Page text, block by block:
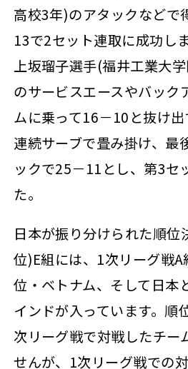
高校3年)のアタックなどで
13で2セット連取に成功し
上坂瑠子選手(福井工業大
のサービスエースやバック
ムに乗って16－10と抜け
連続サーブで畳み掛け、最
ックで25－11とし、第3セ
た。
日本が振り分けられた順位
位)E組には、1次リーグ戦
位・ベトナム、そして日本
インドが入っています。順
次リーグ戦で対戦したチー
せんが、1次リーグ戦での